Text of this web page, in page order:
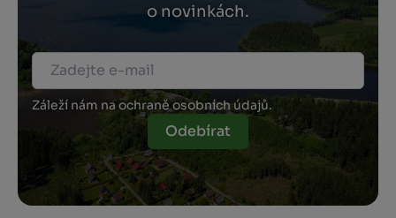
o novinkách.
Záleží nám na ochraně osobních údajů.
Odebírat